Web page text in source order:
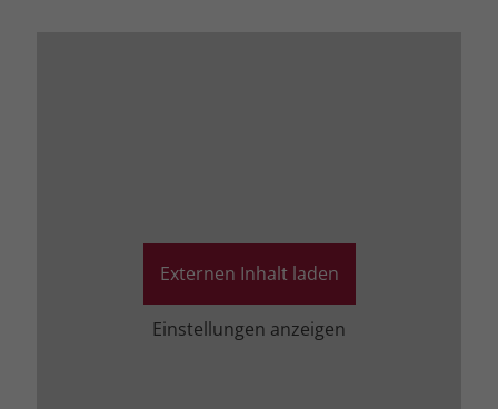
Externen Inhalt laden
Einstellungen anzeigen